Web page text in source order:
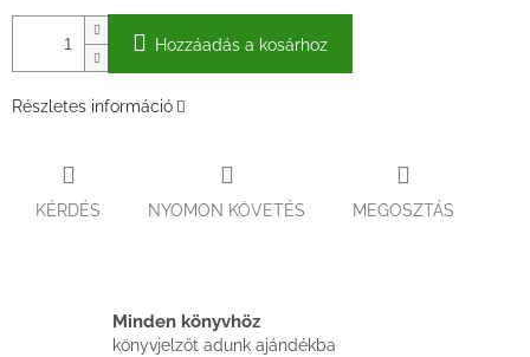
Hozzáadás a kosárhoz
Részletes információ
KÉRDÉS NYOMON KÖVETÉS MEGOSZTÁS
Minden könyvhöz
könyvjelzőt adunk ajándékba